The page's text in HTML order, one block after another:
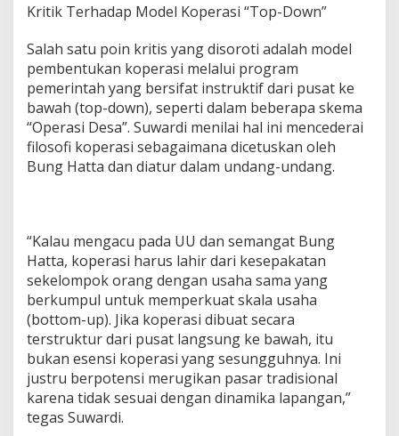
Kritik Terhadap Model Koperasi “Top-Down”
Salah satu poin kritis yang disoroti adalah model
pembentukan koperasi melalui program
pemerintah yang bersifat instruktif dari pusat ke
bawah (top-down), seperti dalam beberapa skema
“Operasi Desa”. Suwardi menilai hal ini mencederai
filosofi koperasi sebagaimana dicetuskan oleh
Bung Hatta dan diatur dalam undang-undang.
“Kalau mengacu pada UU dan semangat Bung
Hatta, koperasi harus lahir dari kesepakatan
sekelompok orang dengan usaha sama yang
berkumpul untuk memperkuat skala usaha
(bottom-up). Jika koperasi dibuat secara
terstruktur dari pusat langsung ke bawah, itu
bukan esensi koperasi yang sesungguhnya. Ini
justru berpotensi merugikan pasar tradisional
karena tidak sesuai dengan dinamika lapangan,”
tegas Suwardi.